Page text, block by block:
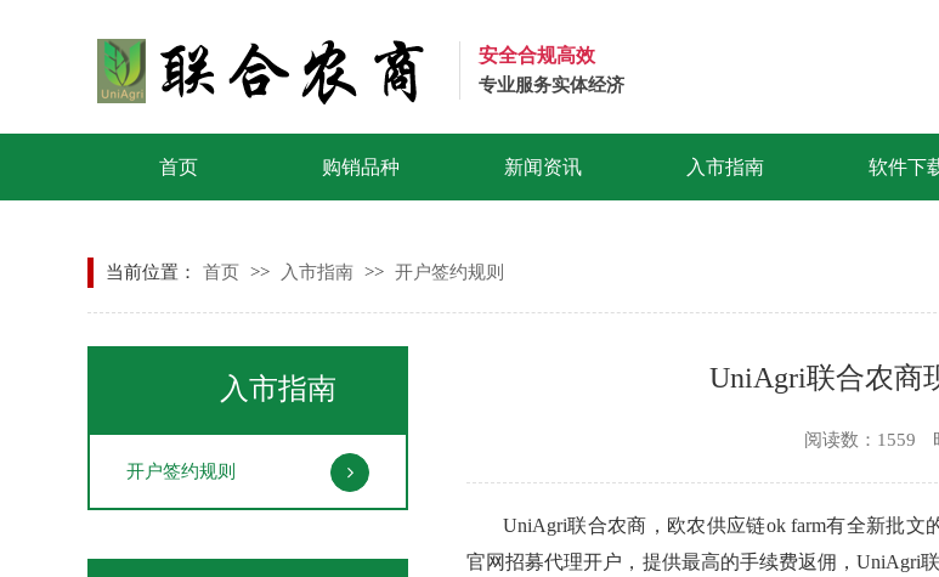
安全合规高效
专业服务实体经济
首页 购销品种 新闻资讯 入市指南 软件下
当前位置： 首页 >> 入市指南 >> 开户签约规则
入市指南
开户签约规则
UniAgri联合农商
阅读数：1559
UniAgri联合农商， 欧农供应链ok farm有全新批文
官网招募代理开户，提供最高的手续费返佣，UniAgri